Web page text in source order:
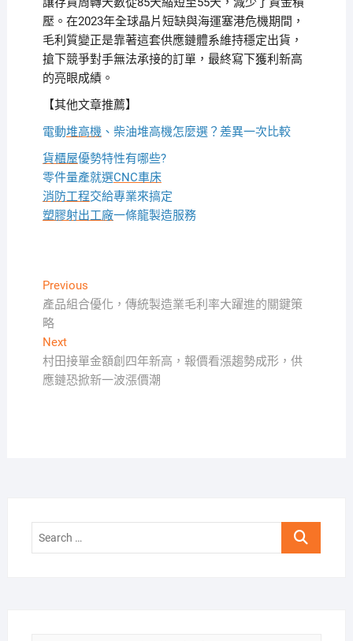
壓。在2023年全球晶片短缺與海運塞港危機期間，
毛利質變正是靠著這套供應鏈體系維持穩定出貨，
搶下競爭對手無法承接的訂單，最終寫下獲利新高
的亮眼成績。
【其他文章推薦】
電動堆高機、柴油堆高機怎麼選？差異一次比較
貨櫃屋優勢特性有哪些?
零件量產就選CNC車床
消防工程交給專業來搞定
塑膠射出工廠一條龍製造服務
文
章
導
覽
PreviousPrevious
post:
產品組合優化，傳統製造業毛利率大躍進的關鍵策
略
NextNext
post:
村田接單金額創四年新高，報價看漲趨勢成形，供
應鏈恐掀新一波漲價潮
Search